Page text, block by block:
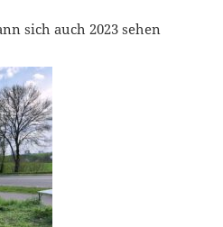
sich auch 2023 sehen